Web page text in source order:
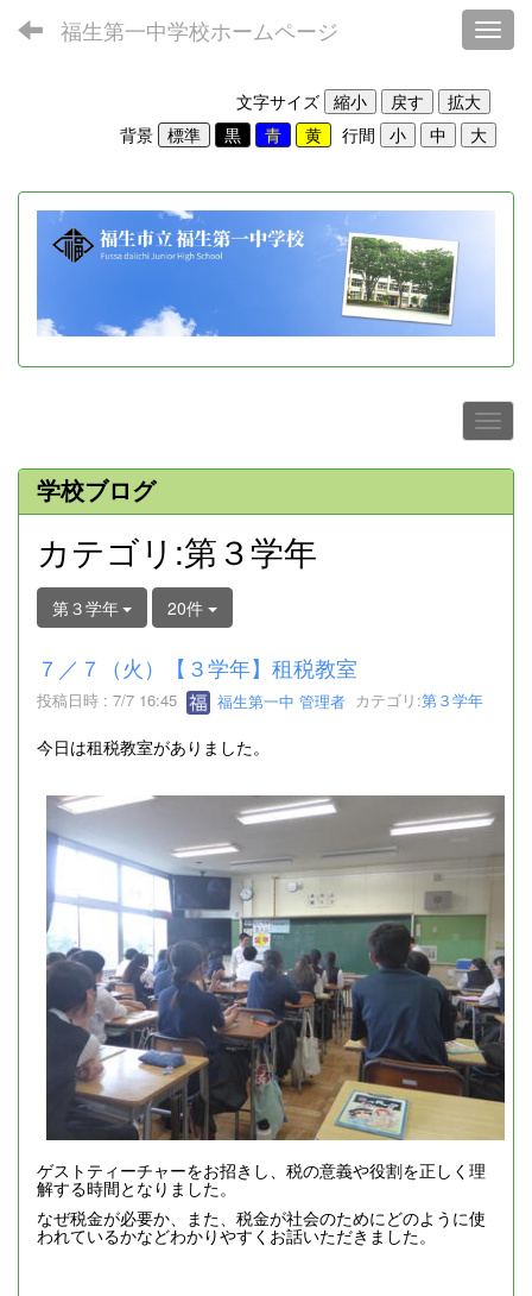
福生第一中学校ホームページ
文字サイズ
背景
行間
学校ブログ
カテゴリ:第３学年
第３学年 20件
７／７（火）【３学年】租税教室
投稿日時 : 7/7 16:45 福生第一中 管理者 カテゴリ:第３学年
今日は租税教室がありました。
ゲストティーチャーをお招きし、税の意義や役割を正しく理
解する時間となりました。
なぜ税金が必要か、また、税金が社会のためにどのように使
われているかなどわかりやすくお話いただきました。